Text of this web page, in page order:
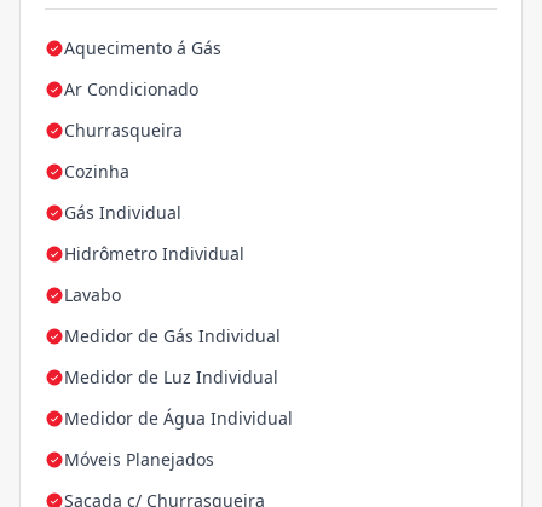
Aquecimento á Gás
Ar Condicionado
Churrasqueira
Cozinha
Gás Individual
Hidrômetro Individual
Lavabo
Medidor de Gás Individual
Medidor de Luz Individual
Medidor de Água Individual
Móveis Planejados
Sacada c/ Churrasqueira